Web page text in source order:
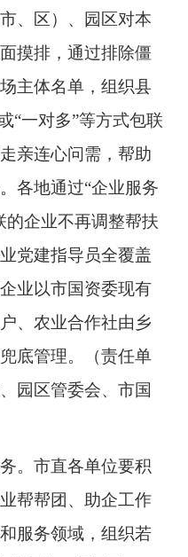
、区）、园区对本
摸排，通过排除僵
主体名单，组织县
“一对多”等方式包联
亲连心问需，帮助
各地通过“企业服务
的企业不再调整帮扶
党建指导员全覆盖
业以市国资委现有
、农业合作社由乡
底管理。（责任单
园区管委会、市国
。市直各单位要积
帮帮团、助企工作
服务领域，组织若